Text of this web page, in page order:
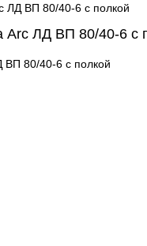
ЛД ВП 80/40-6 с полкой
Arc ЛД ВП 80/40-6 с